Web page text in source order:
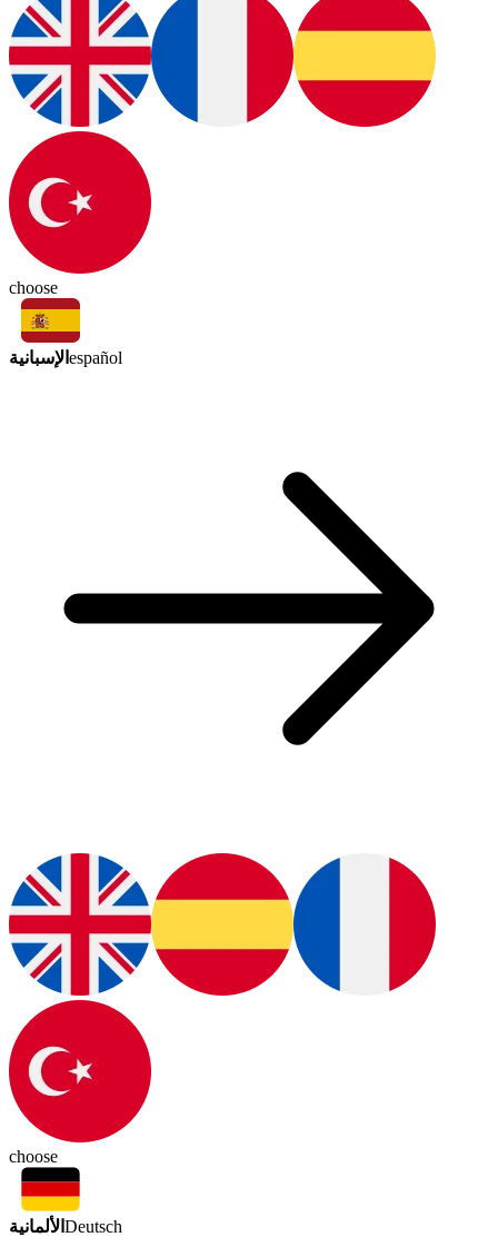
choose
الإسبانية español
choose
الألمانية Deutsch